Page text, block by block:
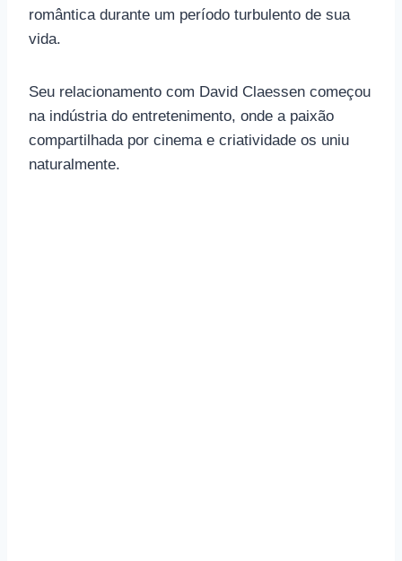
romântica durante um período turbulento de sua
vida.
Seu relacionamento com David Claessen começou
na indústria do entretenimento, onde a paixão
compartilhada por cinema e criatividade os uniu
naturalmente.